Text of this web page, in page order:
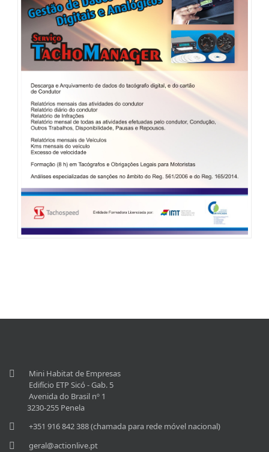
Mini Habitat de Empresas
Edifício ETP Sicó - Gab. 5
Avenida do Brasil nº 1
3230-255 Penela
+351 916 842 388 (chamada para rede móvel nacional)
geral@actionlive.pt